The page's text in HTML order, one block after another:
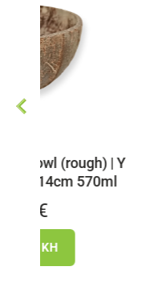
| Y
570ml